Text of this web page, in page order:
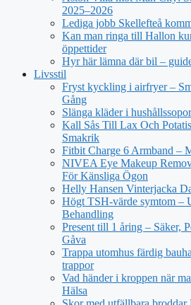
2025–2026
Lediga jobb Skellefteå
Kan man ringa till Hallon
öppettider
Hyr här lämna där bil –
Livsstil
Fryst kyckling i airfryer –
Gång
Slänga kläder i
Kall Sås Till Lax Och
Smakrik
Fitbit Charge 6 Armband –
NIVEA Eye Makeup
För Känsliga Ögon
Helly Hansen Vinterjacka
Högt TSH-värde symtom –
Behandling
Present till 1 åring – Säker,
Gåva
Trappa utomhus färdig
trappor
Vad händer i kroppen när
Hälsa